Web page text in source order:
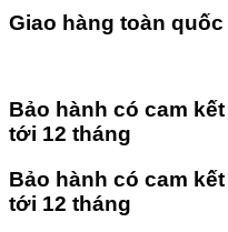
Giao hàng toàn quốc
Bảo hành có cam kết
tới 12 tháng
Bảo hành có cam kết
tới 12 tháng